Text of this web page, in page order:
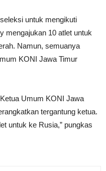
untuk mengikuti
mengajukan 10 atlet untuk
Namun, semuanya
KONI Jawa Timur
Umum KONI Jawa
tergantung ketua.
untuk ke Rusia,” pungkas